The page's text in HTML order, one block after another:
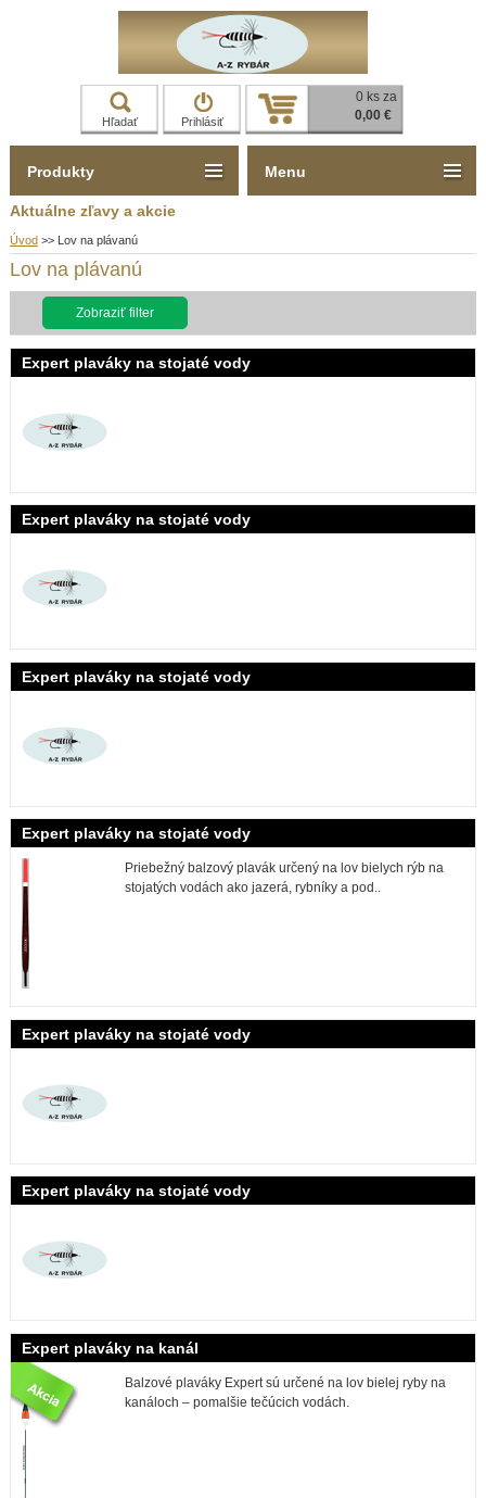
Hľadať Prihlásiť
0 ks za
0,00 €
Aktuálne zľavy a akcie
Úvod >> Lov na plávanú
Lov na plávanú
Zobraziť filter
Expert plaváky na stojaté vody
Expert plaváky na stojaté vody
Expert plaváky na stojaté vody
Expert plaváky na stojaté vody
Priebežný balzový plavák určený na lov bielych rýb na
stojatých vodách ako jazerá, rybníky a pod..
Expert plaváky na stojaté vody
Expert plaváky na stojaté vody
Expert plaváky na kanál
Balzové plaváky Expert sú určené na lov bielej ryby na
kanáloch – pomalšie tečúcich vodách.
Produkty Menu